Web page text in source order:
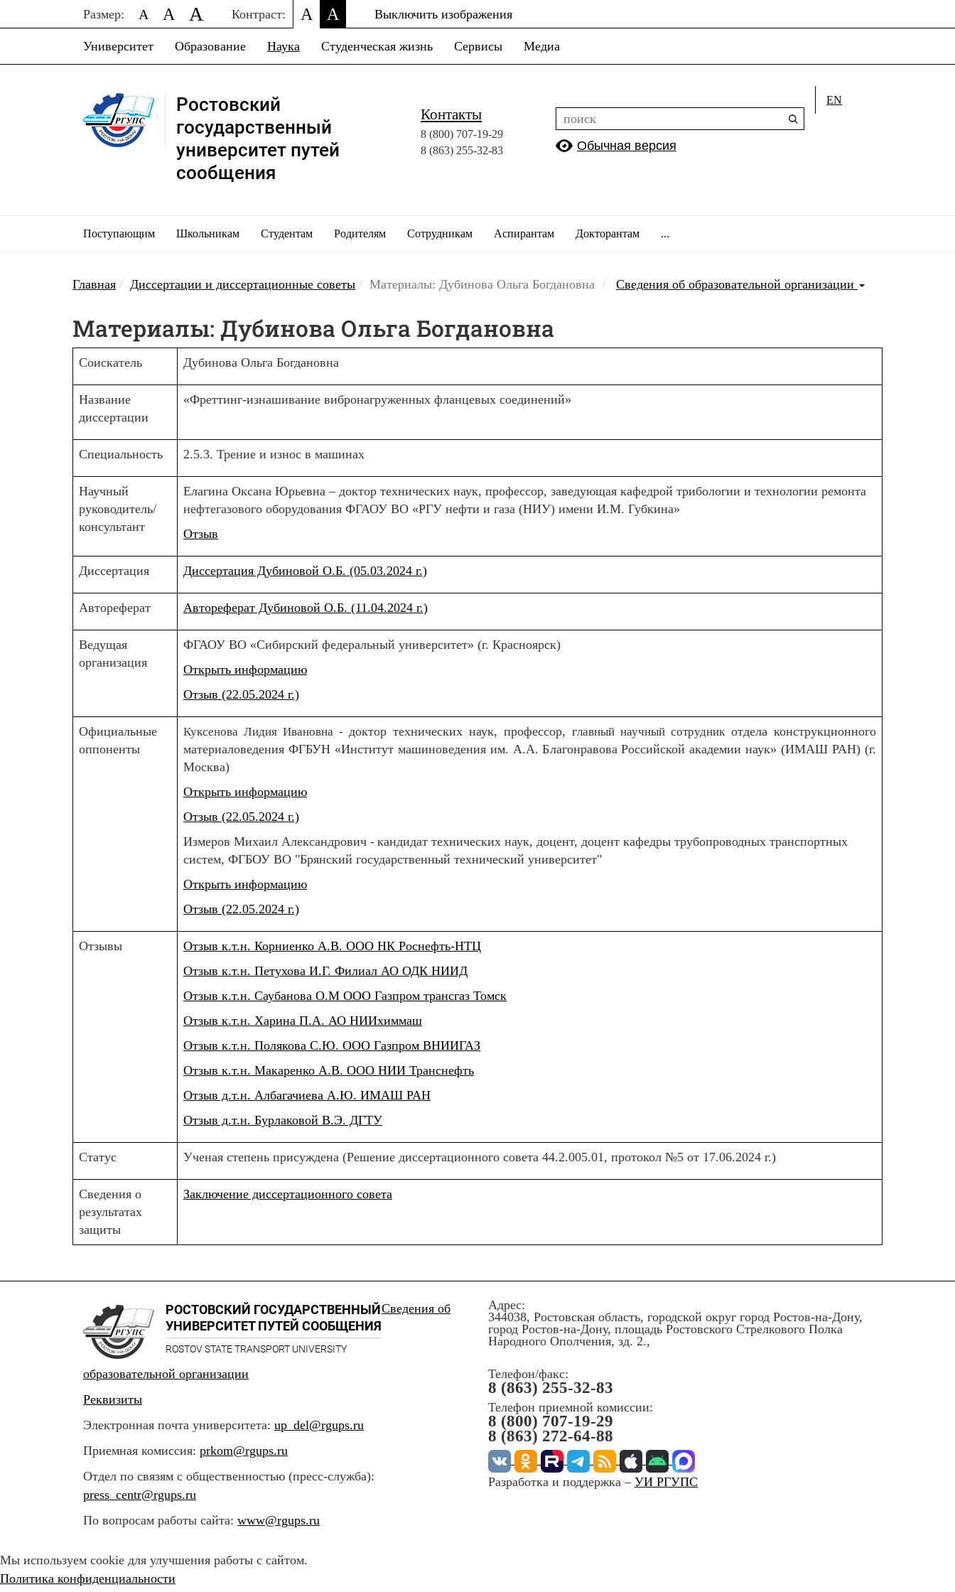
Размер: A A A Контраст: A A Выключить изображения
Университет Образование Наука Студенческая жизнь Сервисы Медиа
EN
Ростовский
государственный
университет путей
сообщения
Контакты
8 (800) 707-19-29
8 (863) 255-32-83 Обычная версия
Поступающим Школьникам Студентам Родителям Сотрудникам Аспирантам Докторантам ...
Главная Диссертации и диссертационные советы Материалы: Дубинова Ольга Богдановна Сведения об образовательной организации
Материалы: Дубинова Ольга Богдановна
Соискатель Дубинова Ольга Богдановна
Название
диссертации
«Фреттинг-изнашивание вибронагруженных фланцевых соединений»
Специальность 2.5.3. Трение и износ в машинах
Научный
руководитель/
консультант
Елагина Оксана Юрьевна – доктор технических наук, профессор, заведующая кафедрой трибологии и технологии ремонта
нефтегазового оборудования ФГАОУ ВО «РГУ нефти и газа (НИУ) имени И.М. Губкина»
Отзыв
Диссертация Диссертация Дубиновой О.Б. (05.03.2024 г.)
Автореферат Автореферат Дубиновой О.Б. (11.04.2024 г.)
Ведущая
организация
ФГАОУ ВО «Сибирский федеральный университет» (г. Красноярск)
Открыть информацию
Отзыв (22.05.2024 г.)
Официальные
оппоненты
Куксенова Лидия Ивановна - доктор технических наук, профессор, главный научный сотрудникотдела конструкционного
материаловедения ФГБУН «Институт машиноведения им. А.А. Благонравова Российской академии наук» (ИМАШ РАН) (г.
Москва)
Открыть информацию
Отзыв (22.05.2024 г.)
Измеров Михаил Александрович - кандидат технических наук, доцент, доцент кафедры трубопроводных транспортных
систем, ФГБОУ ВО "Брянский государственный технический университет"
Открыть информацию
Отзыв (22.05.2024 г.)
Отзывы
Отзыв к.т.н. Корниенко А.В. ООО НК Роснефть-НТЦ
Отзыв к.т.н. Петухова И.Г. Филиал АО ОДК НИИД
Отзыв к.т.н. Саубанова О.М ООО Газпром трансгаз Томск
Отзыв к.т.н. Харина П.А. АО НИИхиммаш
Отзыв к.т.н. Полякова С.Ю. ООО Газпром ВНИИГАЗ
Отзыв к.т.н. Макаренко А.В. ООО НИИ Транснефть
Отзыв д.т.н. Албагачиева А.Ю. ИМАШ РАН
Отзыв д.т.н. Бурлаковой В.Э. ДГТУ
Статус Ученая степень присуждена (Решение диссертационного совета 44.2.005.01, протокол №5 от 17.06.2024 г.)
Сведения о
результатах
защиты
Заключение диссертационного совета
РОСТОВСКИЙ ГОСУДАРСТВЕННЫЙ
УНИВЕРСИТЕТ ПУТЕЙ СООБЩЕНИЯ
ROSTOV STATE TRANSPORT UNIVERSITY
Сведения об
образовательной организации
Реквизиты
Электронная почта университета: up_del@rgups.ru
Приемная комиссия: prkom@rgups.ru
Отдел по связям с общественностью (пресс-служба):
press_centr@rgups.ru
По вопросам работы сайта: www@rgups.ru
Адрес:
344038, Ростовская область, городской округ город Ростов-на-Дону,
город Ростов-на-Дону, площадь Ростовского Стрелкового Полка
Народного Ополчения, зд. 2.,
Телефон/факс:
8 (863) 255-32-83
Телефон приемной комиссии:
8 (800) 707-19-29
8 (863) 272-64-88
Разработка и поддержка – УИ РГУПС
Мы используем cookie для улучшения работы с сайтом.
Политика конфиденциальности